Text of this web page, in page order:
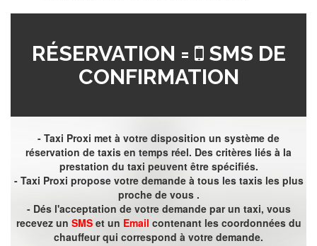
RÉSERVATION =
SMS DE
CONFIRMATION
- Taxi Proxi met à votre disposition un système de
réservation de taxis en temps réel. Des critères liés à la
prestation du taxi peuvent être spécifiés.
- Taxi Proxi propose votre demande à tous les taxis les plus
proche de vous .
- Dés l'acceptation de votre demande par un taxi, vous
recevez un SMSet un Email contenant les coordonnées du
chauffeur qui correspond à votre demande.